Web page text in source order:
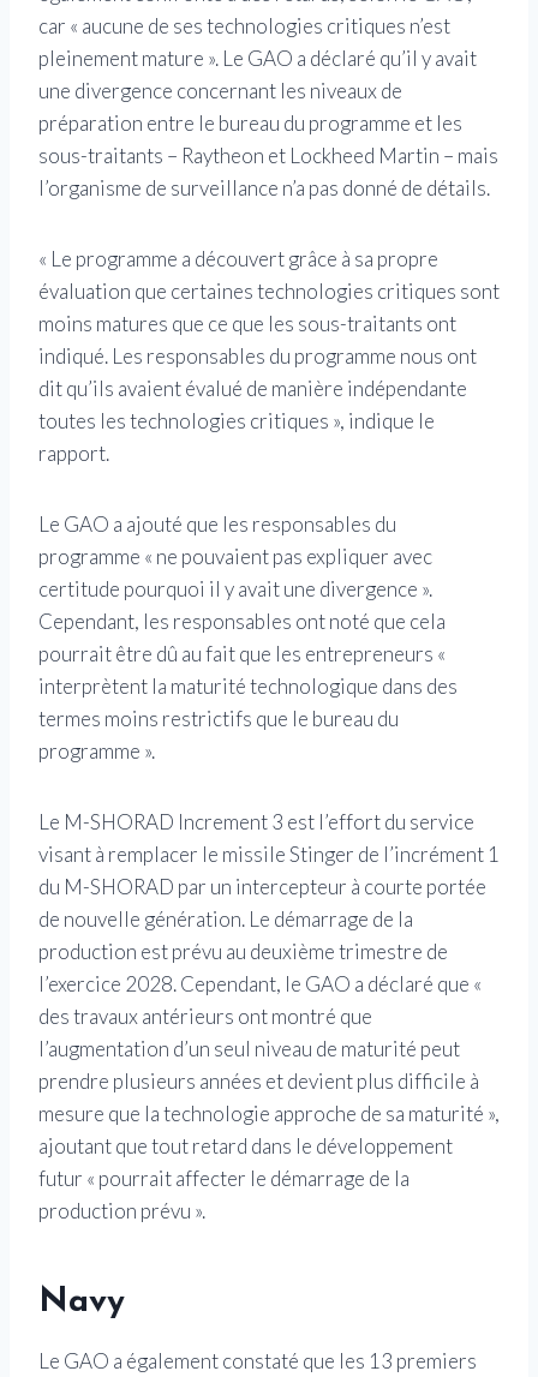
car « aucune de ses technologies critiques n’est
pleinement mature ». Le GAO a déclaré qu’il y avait
une divergence concernant les niveaux de
préparation entre le bureau du programme et les
sous-traitants – Raytheon et Lockheed Martin – mais
l’organisme de surveillance n’a pas donné de détails.
« Le programme a découvert grâce à sa propre
évaluation que certaines technologies critiques sont
moins matures que ce que les sous-traitants ont
indiqué. Les responsables du programme nous ont
dit qu’ils avaient évalué de manière indépendante
toutes les technologies critiques », indique le
rapport.
Le GAO a ajouté que les responsables du
programme « ne pouvaient pas expliquer avec
certitude pourquoi il y avait une divergence ».
Cependant, les responsables ont noté que cela
pourrait être dû au fait que les entrepreneurs «
interprètent la maturité technologique dans des
termes moins restrictifs que le bureau du
programme ».
Le M-SHORAD Increment 3 est l’effort du service
visant à remplacer le missile Stinger de l’incrément 1
du M-SHORAD par un intercepteur à courte portée
de nouvelle génération. Le démarrage de la
production est prévu au deuxième trimestre de
l’exercice 2028. Cependant, le GAO a déclaré que «
des travaux antérieurs ont montré que
l’augmentation d’un seul niveau de maturité peut
prendre plusieurs années et devient plus difficile à
mesure que la technologie approche de sa maturité »,
ajoutant que tout retard dans le développement
futur « pourrait affecter le démarrage de la
production prévu ».
Navy
Le GAO a également constaté que les 13 premiers